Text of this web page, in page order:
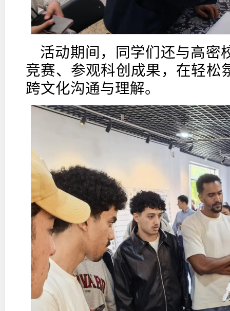
活动期间，同学们还与高密
竞赛、参观科创成果，在轻松
跨文化沟通与理解。